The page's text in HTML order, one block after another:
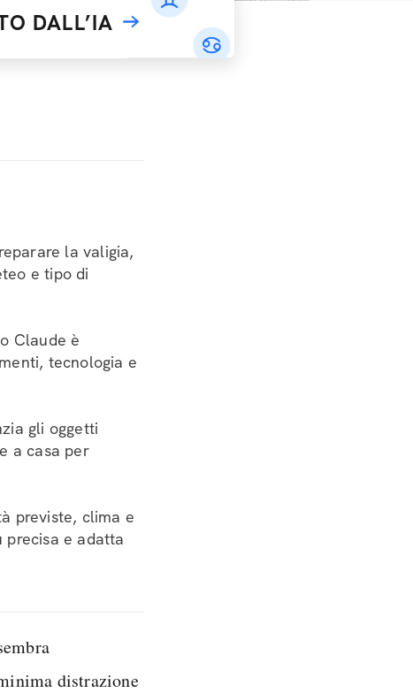
DALL’IA
la valigia,
e tipo di
Claude è
tecnologia e
gli oggetti
a casa per
previste, clima e
e adatta
distrazione